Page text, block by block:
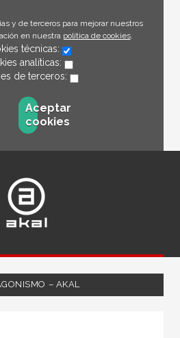
y de terceros para mejorar nuestros
en nuestra política de cookies.
técnicas:
analíticas:
de terceros:
Aceptar
cookies
– AKAL